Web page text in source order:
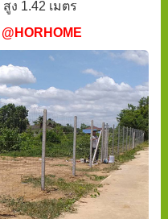
ง 1.42 เมตร
@HORHOME